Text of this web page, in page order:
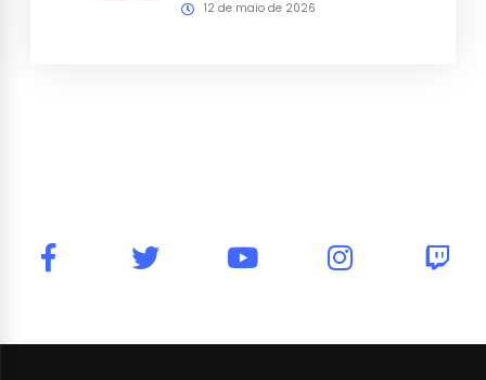
12 de maio de 2026